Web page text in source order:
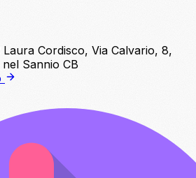
Laura Cordisco, Via Calvario, 8,
Sannio CB